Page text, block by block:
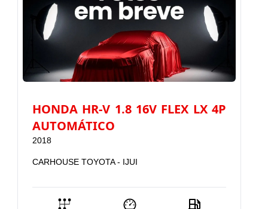
HONDA HR-V 1.8 16V FLEX LX 4P
AUTOMÁTICO
2018
CARHOUSE TOYOTA - IJUI